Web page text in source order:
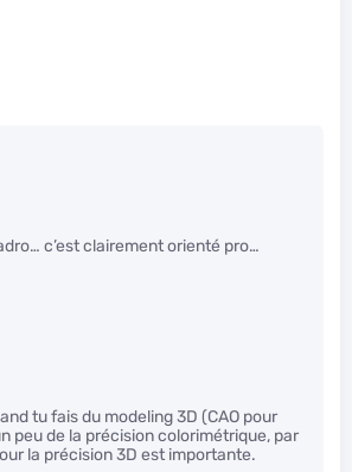
c’est clairement orienté pro…
tu fais du modeling 3D (CAO pour
peu de la précision colorimétrique, par
la précision 3D est importante.